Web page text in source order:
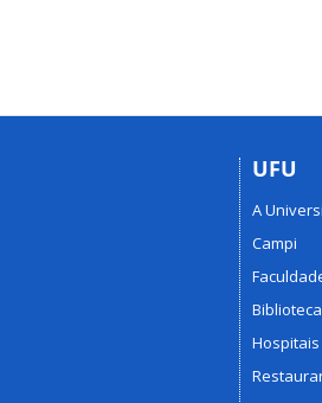
UFU
A
Campi
Hospitais